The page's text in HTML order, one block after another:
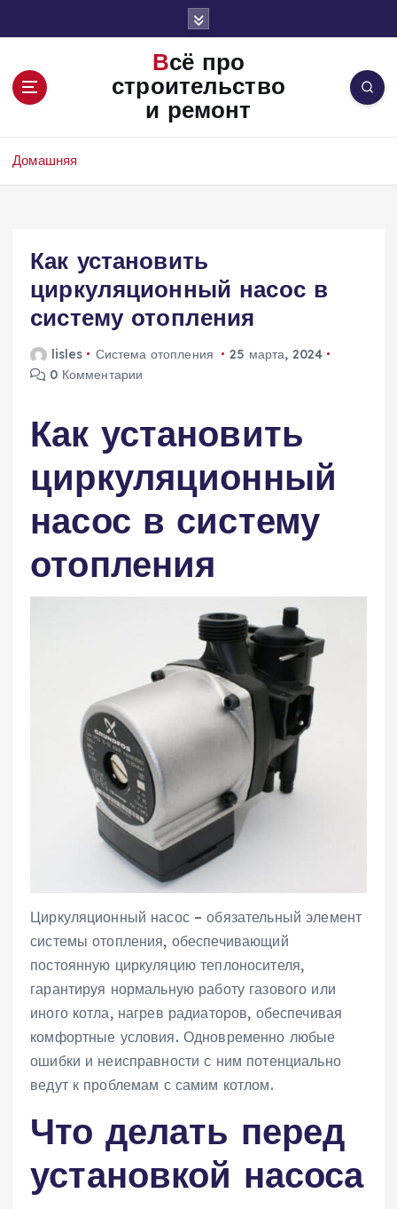
Всё про
строительство
и ремонт
Домашняя
Как установить
циркуляционный насос в
систему отопления
lisles Система отопления
25 марта, 2024
0 Комментарии
Как установить
циркуляционный
насос в систему
отопления
Циркуляционный насос – обязательный элемент
системы отопления, обеспечивающий
постоянную циркуляцию теплоносителя,
гарантируя нормальную работу газового или
иного котла, нагрев радиаторов, обеспечивая
комфортные условия. Одновременно любые
ошибки и неисправности с ним потенциально
ведут к проблемам с самим котлом.
Что делать перед
установкой насоса